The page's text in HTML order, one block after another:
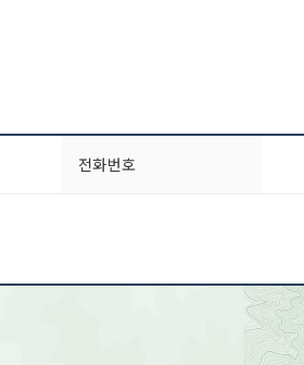
전화번호